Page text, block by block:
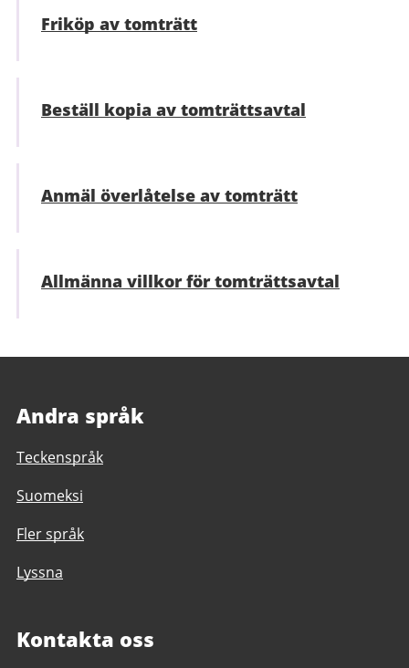
Friköp av tomträtt
Beställ kopia av tomträttsavtal
Anmäl överlåtelse av tomträtt
Allmänna villkor för tomträttsavtal
Andra språk
Teckenspråk
Suomeksi
Fler språk
Lyssna
Kontakta oss